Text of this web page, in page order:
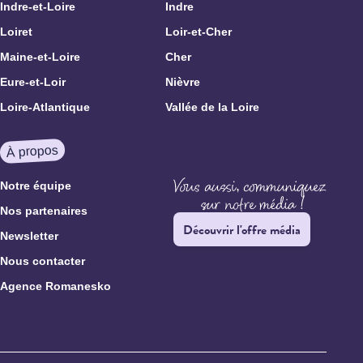
Indre-et-Loire
Indre
Loiret
Loir-et-Cher
Maine-et-Loire
Cher
Eure-et-Loir
Nièvre
Loire-Atlantique
Vallée de la Loire
À propos
Notre équipe
Nos partenaires
Newsletter
Nous contacter
Agence Romanesko
Découvrir l'offre média